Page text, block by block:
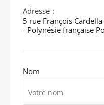
Adresse :
5 rue François
- Polynésie française
Nom